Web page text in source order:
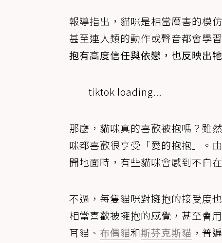
報導指出，貓咪是相當厲害的模
甚至連人類的動作或聲音都會學
抱有高度信任與依戀，也反映出
tiktok loading...
那麼，貓咪真的喜歡被抱嗎？雖
咪都喜歡很享受「愛的抱抱」。
開地面時，有些貓咪會感到不自
不過，每隻貓咪對擁抱的接受度
相當喜歡被擁抱的感覺，甚至會
耳貓、 布偶貓和斯芬克斯貓 ，普